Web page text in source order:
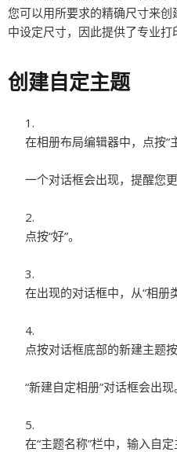
您可以用所要求的精确尺寸来
中设定尺寸，因此提供了专业打
创建自定主题
在相册布局编辑器中，点按“
一个对话框会出现，提醒您
点按“好”。
在出现的对话框中，从“相册
点按对话框底部的新建主题按
“新建自定相册”对话框会出现
在“主题名称”栏中，输入自定